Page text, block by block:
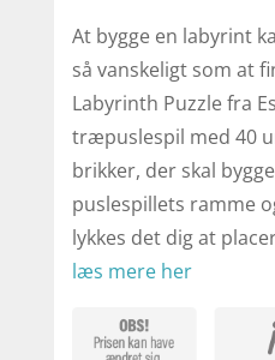
At bygge en labyrint
så vanskeligt som at
Labyrinth Puzzle fra
træpuslespil med 40
brikker, der skal
puslespillets ramme
lykkes det dig at
læs mere her